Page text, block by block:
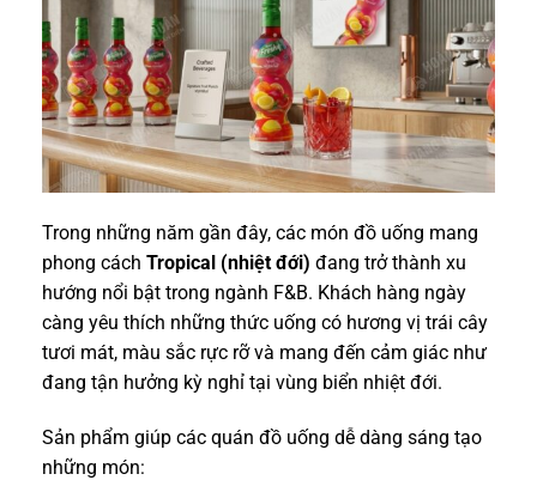
Trong những năm gần đây, các món đồ uống mang
phong cách Tropical (nhiệt đới) đang trở thành xu
hướng nổi bật trong ngành F&B. Khách hàng ngày
càng yêu thích những thức uống có hương vị trái cây
tươi mát, màu sắc rực rỡ và mang đến cảm giác như
đang tận hưởng kỳ nghỉ tại vùng biển nhiệt đới.
Sản phẩm giúp các quán đồ uống dễ dàng sáng tạo
những món: